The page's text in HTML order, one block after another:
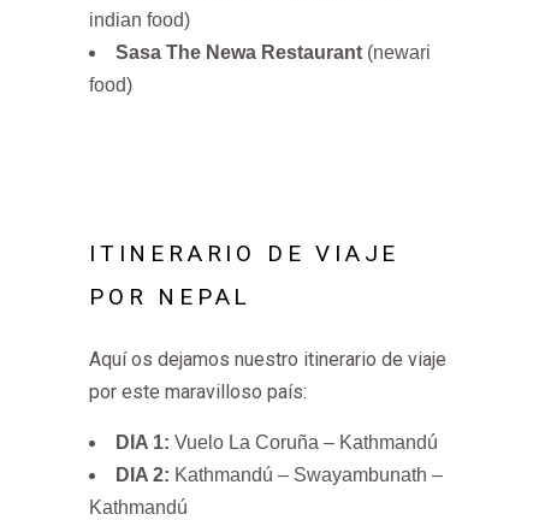
indian food)
Sasa The Newa Restaurant (newari
food)
ITINERARIO DE VIAJE
POR NEPAL
Aquí os dejamos nuestro itinerario de viaje
por este maravilloso país:
DIA 1: Vuelo La Coruña – Kathmandú
DIA 2: Kathmandú – Swayambunath –
Kathmandú